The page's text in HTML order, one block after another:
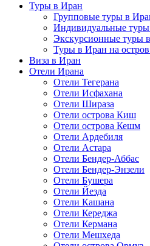
Туры в Иран
Групповые туры в
Индивидуальные
Экскурсионные туры
Туры в Иран на
Виза в Иран
Отели Ирана
Отели Тегерана
Отели Исфахана
Отели Шираза
Отели острова Киш
Отели острова Кешм
Отели Ардебиля
Отели Астара
Отели Бендер-Аббас
Отели Бендер-Энзели
Отели Бушера
Отели Йезда
Отели Кашана
Отели Кереджа
Отели Кермана
Отели Мешхеда